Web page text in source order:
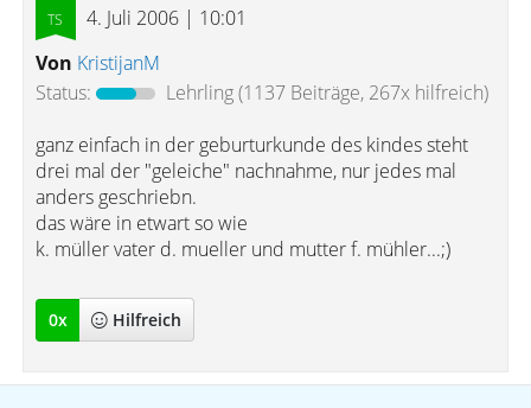
4. Juli 2006 | 10:01
Von KristijanM
Status:
Lehrling(1137 Beiträge, 267x hilfreich)
ganz einfach in der geburturkunde des kindes steht
drei mal der "geleiche" nachnahme, nur jedes mal
anders geschriebn.
das wäre in etwart so wie
k. müller vater d. mueller und mutter f. mühler...;)
0x Hilfreich